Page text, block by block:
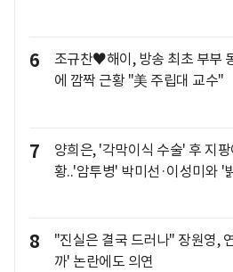
6
조규찬♥해이, 방송 최초 부부
에 깜짝 근황 "美 주립대 교수"
7
양희은, '각막이식 수술' 후 지
황..'암투병' 박미선·이성미와 '
8
"진실은 결국 드러나" 장원영,
까' 논란에도 의연